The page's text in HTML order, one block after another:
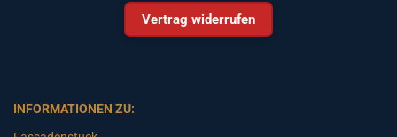
Vertrag widerrufen
INFORMATIONEN ZU: